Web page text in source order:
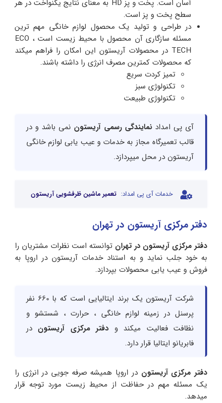
آسان است. پخت و پز HD به معنای نتایج یکنواخت در هر
سطح پخت و پز است.
در طراحی و تولید یک محصول لوازم خانگی مهم ترین
مسئله سازگاری آن محصول با محیط زیست است ، ECO
TECH در محصولات آریستون این امکان را فراهم میکند
که محصولات کمترین مصرف انرژی را داشته باشند.
تمیز کردت سریع
تکنولوژی سبز
تکنولوژی طبیعت
آی پی امدادنمایندگی رسمی آریستون نمی باشد و در
قالب تعمیرگاه مجاز به خدمات و عیب یابی لوازم خانگی
آریستون در محل میپردازد.
خدمات آی پی امداد: تعمیر ماشین ظرفشویی آریستون
دفتر مرکزی آریستون در تهران
دفتر مرکزی آریستون در تهران توانسته است نظرات مشتریان را
به خود جلب نماید و به استناد خدمات آریستون در اروپا به
فروش و عیب یابی محصولات بپردازد.
شرکت آریستون یک برند ایتالیایی است که با 660 نفر
پرسنل در زمینه لوازم خانگی ، حرارت ، شستشو و
نظافت فعالیت میکند و دفتر مرکزی آریستون در
فابریانو ایتالیا قرار دارد.
دفتر مرکزی آریستون در اروپا همیشه صرفه جویی در انرژی را
یک مسئله مهم در حفاظت از محیط زیست مورد توجه قرار
میدهد.